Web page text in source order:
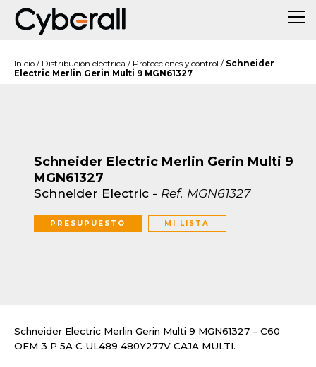
Inicio / Distribución eléctrica / Protecciones y control / Schneider
Electric Merlin Gerin Multi 9 MGN61327
Schneider Electric Merlin Gerin Multi 9
MGN61327
Schneider Electric - Ref. MGN61327
PRESUPUESTO MI LISTA
Schneider Electric Merlin Gerin Multi 9 MGN61327 – C60
OEM 3 P 5A C UL489 480Y277V CAJA MULTI.